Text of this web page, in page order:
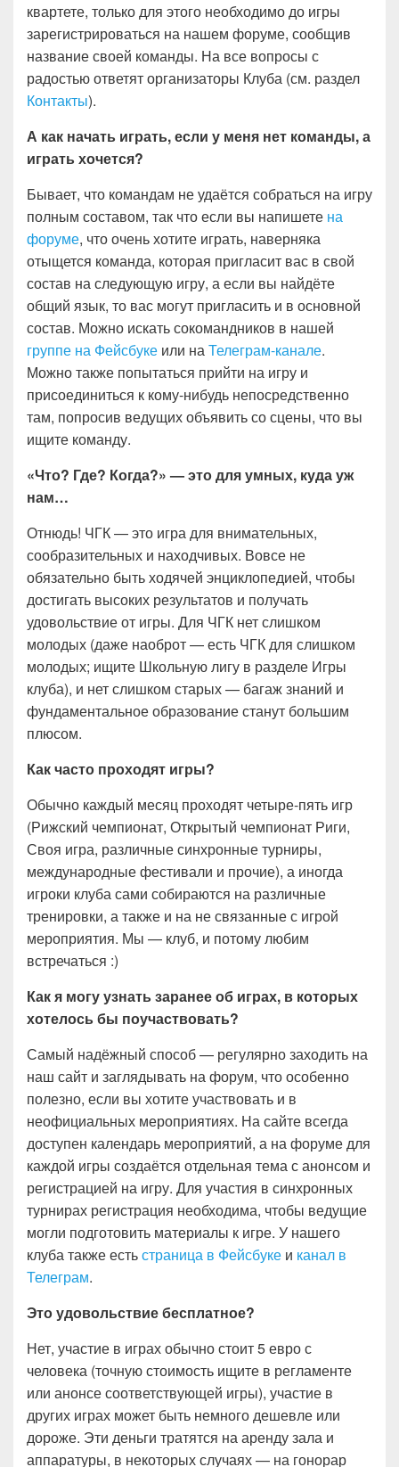
квартете, только для этого необходимо до игры
зарегистрироваться на нашем форуме, сообщив
название своей команды. На все вопросы с
радостью ответят организаторы Клуба (см. раздел
Контакты).
А как начать играть, если у меня нет команды, а
играть хочется?
Бывает, что командам не удаётся собраться на игру
полным составом, так что если вы напишете на
форуме, что очень хотите играть, наверняка
отыщется команда, которая пригласит вас в свой
состав на следующую игру, а если вы найдёте
общий язык, то вас могут пригласить и в основной
состав. Можно искать сокомандников в нашей
группе на Фейсбуке или наТелеграм-канале.
Можно также попытаться прийти на игру и
присоединиться к кому-нибудь непосредственно
там, попросив ведущих объявить со сцены, что вы
ищите команду.
«Что? Где? Когда?» — это для умных, куда уж
нам…
Отнюдь! ЧГК — это игра для внимательных,
сообразительных и находчивых. Вовсе не
обязательно быть ходячей энциклопедией, чтобы
достигать высоких результатов и получать
удовольствие от игры. Для ЧГК нет слишком
молодых (даже наоброт — есть ЧГК для слишком
молодых; ищите Школьную лигу в разделе Игры
клуба), и нет слишком старых — багаж знаний и
фундаментальное образование станут большим
плюсом.
Как часто проходят игры?
Обычно каждый месяц проходят четыре-пять игр
(Рижский чемпионат, Открытый чемпионат Риги,
Своя игра, различные синхронные турниры,
международные фестивали и прочие), а иногда
игроки клуба сами собираются на различные
тренировки, а также и на не связанные с игрой
мероприятия. Мы — клуб, и потому любим
встречаться :)
Как я могу узнать заранее об играх, в которых
хотелось бы поучаствовать?
Самый надёжный способ — регулярно заходить на
наш сайт и заглядывать на форум, что особенно
полезно, если вы хотите участвовать и в
неофициальных мероприятиях. На сайте всегда
доступен календарь мероприятий, а на форуме для
каждой игры создаётся отдельная тема с анонсом и
регистрацией на игру. Для участия в синхронных
турнирах регистрация необходима, чтобы ведущие
могли подготовить материалы к игре. У нашего
клуба также естьстраница в Фейсбуке и канал в
Телеграм.
Это удовольствие бесплатное?
Нет, участие в играх обычно стоит 5 евро с
человека (точную стоимость ищите в регламенте
или анонсе соответствующей игры), участие в
других играх может быть немного дешевле или
дороже. Эти деньги тратятся на аренду зала и
аппаратуры, в некоторых случаях — на гонорар